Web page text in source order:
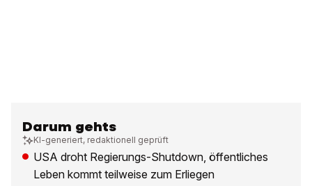
Darum gehts
KI-generiert, redaktionell geprüft
USA droht Regierungs-Shutdown, öffentliches
Leben kommt teilweise zum Erliegen